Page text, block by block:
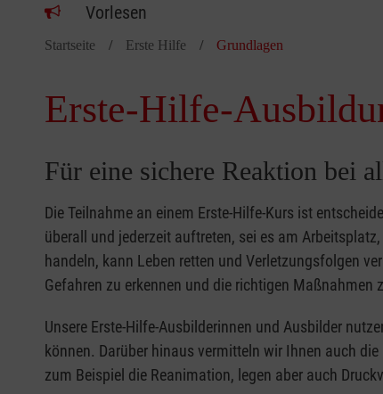
Vorlesen
Startseite Erste Hilfe Grundlagen
Erste-Hilfe-
Für eine sichere Reaktion bei
Die Teilnahme an einem Erste-Hilfe-Kurs ist
überall und jederzeit auftreten, sei es am
handeln, kann Leben retten und Verletzungsfolgen
Gefahren zu erkennen und die richtigen Maßnahmen
Unsere Erste-Hilfe-Ausbilderinnen und Ausbilder
können. Darüber hinaus vermitteln wir Ihnen auch
zum Beispiel die Reanimation, legen aber auch